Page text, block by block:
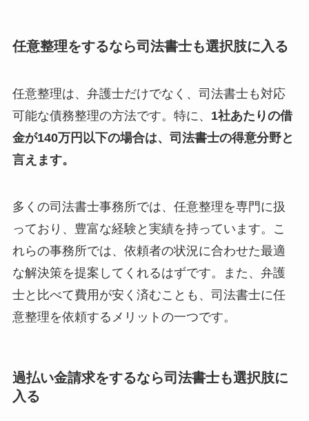
任意整理をするなら司法書士も選択肢に入る
任意整理は、弁護士だけでなく、司法書士も対応
可能な債務整理の方法です。特に、 1社あたりの借
金が140万円以下の場合は、司法書士の得意分野と
言えます。
多くの司法書士事務所では、任意整理を専門に扱
っており、豊富な経験と実績を持っています。こ
れらの事務所では、依頼者の状況に合わせた最適
な解決策を提案してくれるはずです。また、弁護
士と比べて費用が安く済むことも、司法書士に任
意整理を依頼するメリットの一つです。
過払い金請求をするなら司法書士も選択肢に
入る